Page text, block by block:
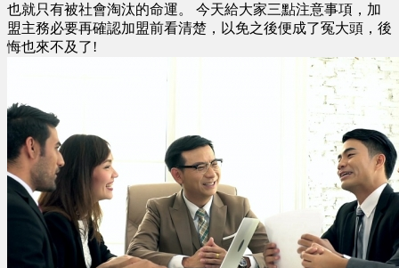
也就只有被社會淘汰的命運。 今天給大家三點注意事項，加
盟主務必要再確認加盟前看清楚，以免之後便成了冤大頭，後
悔也來不及了!